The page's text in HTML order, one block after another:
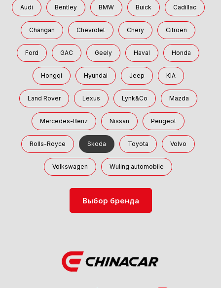
Audi Bentley BMW Buick Cadillac
Changan Chevrolet Chery Citroen
Ford GAC Geely Haval Honda
Hongqi Hyundai Jeep KIA
Land Rover Lexus Lynk&Co Mazda
Mercedes-Benz Nissan Peugeot
Rolls-Royce Skoda Toyota Volvo
Volkswagen Wuling automobile
Выбор бренда